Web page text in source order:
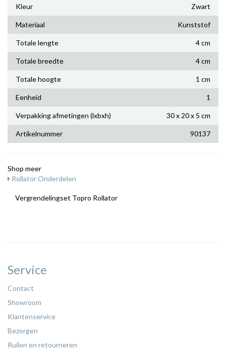
Kleur Zwart
Materiaal Kunststof
Totale lengte 4 cm
Totale breedte 4 cm
Totale hoogte 1 cm
Eenheid 1
Verpakking afmetingen (lxbxh) 30 x 20 x 5 cm
Artikelnummer 90137
Shop meer
Rollator Onderdelen
Vergrendelingset Topro Rollator
Service
Contact
Showroom
Klantenservice
Bezorgen
Ruilen en retourneren